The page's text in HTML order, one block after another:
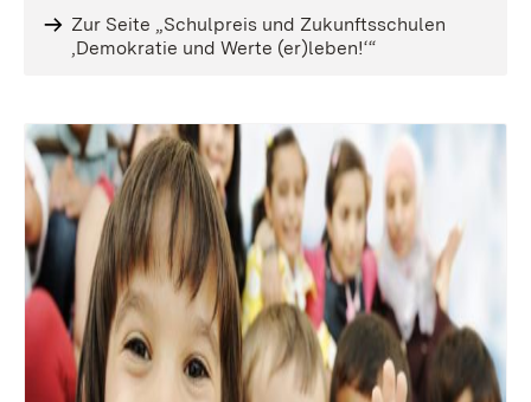
Zur Seite „Schulpreis und Zukunftsschulen
‚Demokratie und Werte (er)leben!‘“